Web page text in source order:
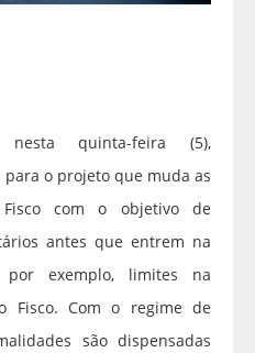
quinta-feira (5),
o projeto que muda as
com o objetivo de
antes que entrem na
por exemplo, limites na
Fisco. Com o regime de
são dispensadas